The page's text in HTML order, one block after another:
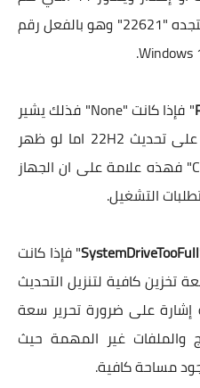
ترقية جهازك إليه، هذا الرقم ستجده "22621" وهو بالفعل رقم
" فإذا كانت "None" فذلك يشير
إلى أن جهازك مؤهل للحصول على تحديث 22H2 اما لو ظهر
"CpuFms, Tpm, UefiSecureBoot" فهذه علامة على ان الجهاز
التشغيل.
SystemDriveTooFull" فإذا كانت
تخزين كافية لتنزيل التحديث
لو كانت "1" فهذه إشارة على ضرورة تحرير سعة
والملفات غير المهمة حيث
مساحة كافية.